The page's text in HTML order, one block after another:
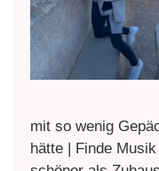
mit so wenig
hätte | Finde